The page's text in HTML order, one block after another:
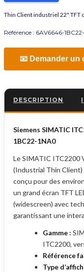
Thin Client industriel 22" TFT
Référence : 6AV6646-
📧 Demander un
DESCRIPTION
Siemens SIMATIC
1BC22-1NA0
Le SIMATIC ITC2200
(Industrial Thin Client)
conçu pour des
un grand écran TFT
(widescreen) avec
garantissant une
Gamme :
ITC2200,
Référence
Type